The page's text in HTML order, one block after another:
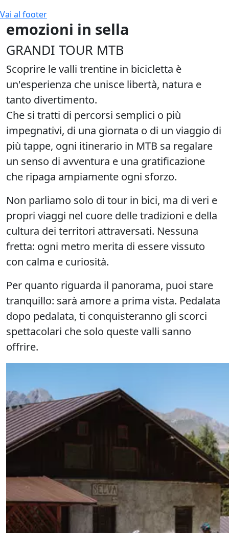
Vai al footer
emozioni in sella
GRANDI TOUR MTB
Scoprire le valli trentine in bicicletta è
un'esperienza che unisce libertà, natura e
tanto divertimento.
Che si tratti di percorsi semplici o più
impegnativi, di una giornata o di un viaggio di
più tappe, ogni itinerario in MTB sa regalare
un senso di avventura e una gratificazione
che ripaga ampiamente ogni sforzo.
Non parliamo solo di tour in bici, ma di veri e
propri viaggi nel cuore delle tradizioni e della
cultura dei territori attraversati. Nessuna
fretta: ogni metro merita di essere vissuto
con calma e curiosità.
Per quanto riguarda il panorama, puoi stare
tranquillo: sarà amore a prima vista. Pedalata
dopo pedalata, ti conquisteranno gli scorci
spettacolari che solo queste valli sanno
offrire.